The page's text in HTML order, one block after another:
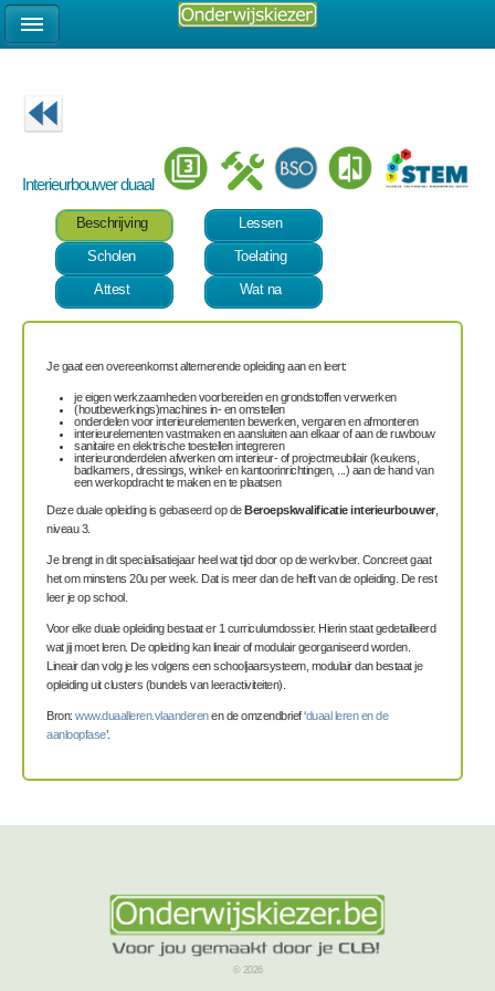
Interieurbouwer duaal
Beschrijving
Lessen
Scholen
Toelating
Attest
Wat na
Je gaat een overeenkomst alternerende opleiding aan en leert:
je eigen werkzaamheden voorbereiden en grondstoffen verwerken
(houtbewerkings)machines in- en omstellen
onderdelen voor interieurelementen bewerken, vergaren en afmonteren
interieurelementen vastmaken en aansluiten aan elkaar of aan de ruwbouw
sanitaire en elektrische toestellen integreren
interieuronderdelen afwerken om interieur- of projectmeubilair (keukens,
badkamers, dressings, winkel- en kantoorinrichtingen, ...) aan de hand van
een werkopdracht te maken en te plaatsen
Deze duale opleiding is gebaseerd op deBeroepskwalificatie interieurbouwer,
niveau 3.
Je brengt in dit specialisatiejaar heel wat tijd door op de werkvloer. Concreet gaat
het om minstens 20u per week. Dat is meer dan de helft van de opleiding. De rest
leer je op school.
Voor elke duale opleiding bestaat er 1 curriculumdossier. Hierin staat gedetailleerd
wat jij moet leren. De opleiding kan lineair of modulair georganiseerd worden.
Lineair dan volg je les volgens een schooljaarsysteem, modulair dan bestaat je
opleiding uit clusters (bundels van leeractiviteiten).
Bron: www.duaalleren.vlaanderenen de omzendbrief ‘duaal leren en de
aanloopfase’.
© 2026